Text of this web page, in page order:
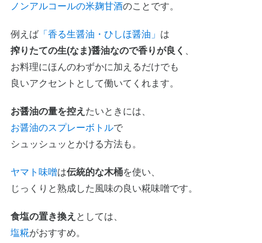
ノンアルコールの米麹甘酒のことです。
例えば「香る生醤油・ひしほ醤油」 は
搾りたての生(なま)醤油なので香りが良く
お料理にほんのわずかに加えるだけでも
良いアクセントとして働いてくれます。
お醤油の量を控え たいときには、
お醤油のスプレーボトルで
シュッシュッとかける方法も。
ヤマト味噌は伝統的な木桶を使い、
じっくりと熟成した風味の良い糀味噌です。
食塩の置き換え としては、
塩糀がおすすめ。